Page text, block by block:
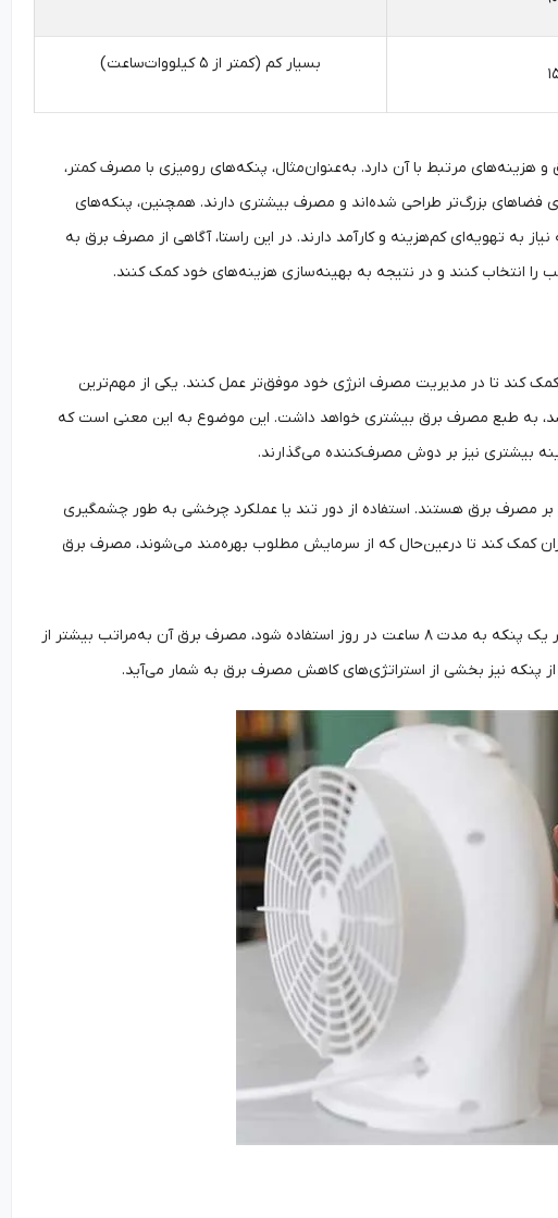
بسیار کم (کمتر از ۵ کیلووات‌ساعت)
مرتبط با آن دارد. به‌عنوان‌مثال، پنکه‌های رومیزی با مصرف کمتر،
فضاهای بزرگ‌تر طراحی شده‌اند و مصرف بیشتری دارند. همچنین، پنکه‌های
به تهویه‌ای کم‌هزینه و کارآمد دارند. در این راستا، آگاهی از مصرف برق به
را انتخاب کنند و در نتیجه به بهینه‌سازی هزینه‌های خود کمک کنند.
کند تا در مدیریت مصرف انرژی خود موفق‌تر عمل کنند. یکی از مهم‌ترین
باشد، به طبع مصرف برق بیشتری خواهد داشت. این موضوع به این معنی است که
بیشتری نیز بر دوش مصرف‌کننده می‌گذارند.
مصرف برق هستند. استفاده از دور تند یا عملکرد چرخشی به طور چشمگیری
کمک کند تا درعین‌حال که از سرمایش مطلوب بهره‌مند می‌شوند، مصرف برق
مدت‌زمان استفاده روزانه نیز بر میزان مصرف برق تأثیر مستقیم دارد. به طور مثال، اگر یک پنکه به مدت ۸ ساعت در روز استفاده شود، مصرف برق آن به‌مراتب بیشتر از